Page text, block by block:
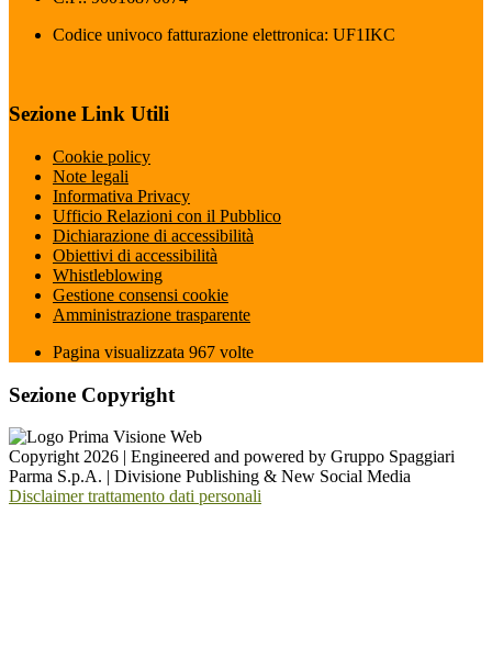
Codice univoco fatturazione elettronica: UF1IKC
Sezione Link Utili
Cookie policy
Note legali
Informativa Privacy
Ufficio Relazioni con il Pubblico
Dichiarazione di accessibilità
Obiettivi di accessibilità
Whistleblowing
Gestione consensi cookie
Amministrazione trasparente
Pagina visualizzata 967 volte
Sezione Copyright
Copyright 2026 | Engineered and powered by Gruppo Spaggiari
Parma S.p.A. | Divisione Publishing & New Social Media
Disclaimer trattamento dati personali